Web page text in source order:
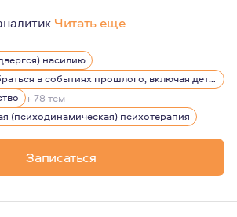
Читать еще
я психотерапевт-психоаналитик.
свои внутренние
людьми как аналитический
когда собственные ресурсы
насилию
Потребность разобраться в событиях прошлого, включая детство
+ 78 тем
(психодинамическая) психотерапия
Записаться